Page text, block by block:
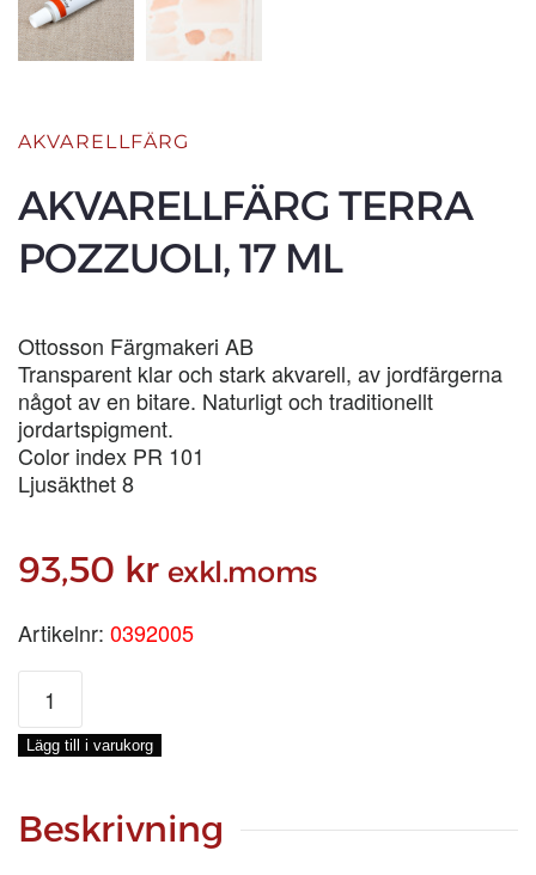
AKVARELLFÄRG
AKVARELLFÄRG TERRA
POZZUOLI, 17 ML
Ottosson Färgmakeri AB
Transparent klar och stark akvarell, av jordfärgerna
något av en bitare. Naturligt och traditionellt
jordartspigment.
Color index PR 101
Ljusäkthet 8
93,50 kr exkl.moms
Artikelnr: 0392005
AKVARELLFÄRG
TERRA
POZZUOLI,
17
mängd
Lägg till i varukorg
Beskrivning